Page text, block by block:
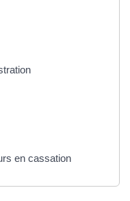
en cassation